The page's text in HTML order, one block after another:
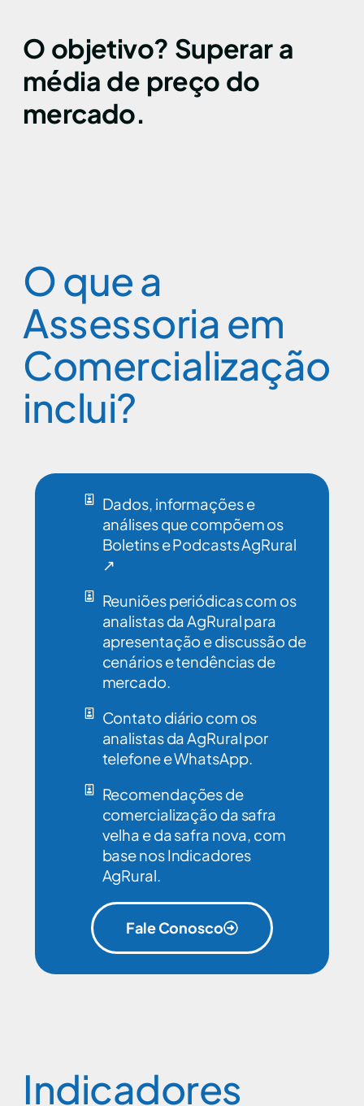
O objetivo? Superar a
média de preço do
mercado.
O que a
Assessoria em
Comercialização
inclui?
Dados, informações e
análises que compõem os
Boletins e Podcasts AgRural
↗
Reuniões periódicas com os
analistas da AgRural para
apresentação e discussão de
cenários e tendências de
mercado.
Contato diário com os
analistas da AgRural por
telefone e WhatsApp.
Recomendações de
comercialização da safra
velha e da safra nova, com
base nos Indicadores
AgRural.
Fale Conosco
Indicadores